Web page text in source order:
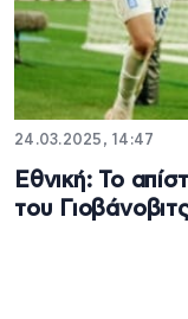
24.03.2025, 14:47
Εθνική: Το
του